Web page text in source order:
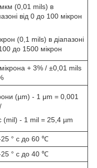
(0,01 mils) в
від 0 до 100 мікрон
(0,1 mils) в діапазоні
до 1500 мікрон
+ 3% / ±0,01 mils
(µm) - 1 μm = 0,001
(mil) - 1 mil = 25,4 µm
-25 ° с до 60 ℃
-25 ° с до 40 ℃